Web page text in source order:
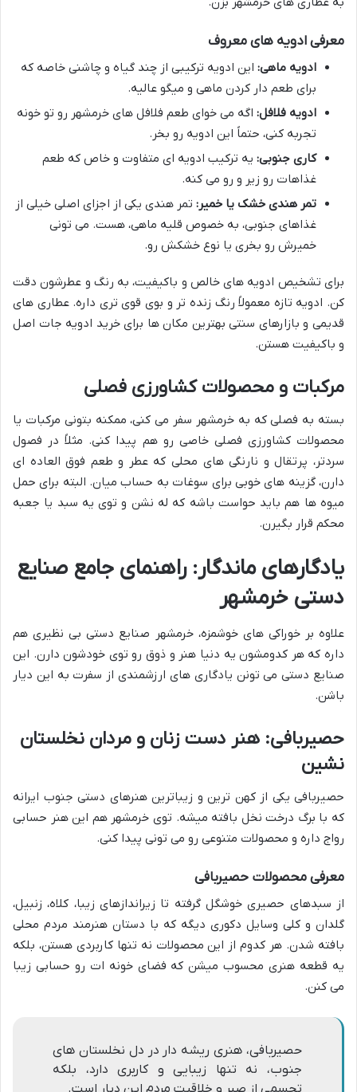
معرفی ادویه های معروف
ادویه ماهی: این ادویه ترکیبی از چند گیاه و چاشنی خاصه که
برای طعم دار کردن ماهی و میگو عالیه.
ادویه فلافل: اگه می خوای طعم فلافل های خرمشهر رو تو خونه
تجربه کنی، حتماً این ادویه رو بخر.
کاری جنوبی: یه ترکیب ادویه ای متفاوت و خاص که طعم
غذاهات رو زیر و رو می کنه.
تمر هندی خشک یا خمیر: تمر هندی یکی از اجزای اصلی خیلی از
غذاهای جنوبی، به خصوص قلیه ماهی، هست. می تونی
خمیرش رو بخری یا نوع خشکش رو.
برای تشخیص ادویه های خالص و باکیفیت، به رنگ و عطرشون دقت
کن. ادویه تازه معمولاً رنگ زنده تر و بوی قوی تری داره. عطاری های
قدیمی و بازارهای سنتی بهترین مکان ها برای خرید ادویه جات اصل
و باکیفیت هستن.
مرکبات و محصولات کشاورزی فصلی
بسته به فصلی که به خرمشهر سفر می کنی، ممکنه بتونی مرکبات یا
محصولات کشاورزی فصلی خاصی رو هم پیدا کنی. مثلاً در فصول
سردتر، پرتقال و نارنگی های محلی که عطر و طعم فوق العاده ای
دارن، گزینه های خوبی برای سوغات به حساب میان. البته برای حمل
میوه ها هم باید حواست باشه که له نشن و توی یه سبد یا جعبه
محکم قرار بگیرن.
یادگارهای ماندگار: راهنمای جامع صنایع
دستی خرمشهر
علاوه بر خوراکی های خوشمزه، خرمشهر صنایع دستی بی نظیری هم
داره که هر کدومشون یه دنیا هنر و ذوق رو توی خودشون دارن. این
صنایع دستی می تونن یادگاری های ارزشمندی از سفرت به این دیار
باشن.
حصیربافی: هنر دست زنان و مردان نخلستان
نشین
حصیربافی یکی از کهن ترین و زیباترین هنرهای دستی جنوب ایرانه
که با برگ درخت نخل بافته میشه. توی خرمشهر هم این هنر حسابی
رواج داره و محصولات متنوعی رو می تونی پیدا کنی.
معرفی محصولات حصیربافی
از سبدهای حصیری خوشگل گرفته تا زیراندازهای زیبا، کلاه، زنبیل،
گلدان و کلی وسایل دکوری دیگه که با دستان هنرمند مردم محلی
بافته شدن. هر کدوم از این محصولات نه تنها کاربردی هستن، بلکه
یه قطعه هنری محسوب میشن که فضای خونه ات رو حسابی زیبا
می کنن.
حصیربافی، هنری ریشه دار در دل نخلستان های
جنوب، نه تنها زیبایی و کاربری دارد، بلکه